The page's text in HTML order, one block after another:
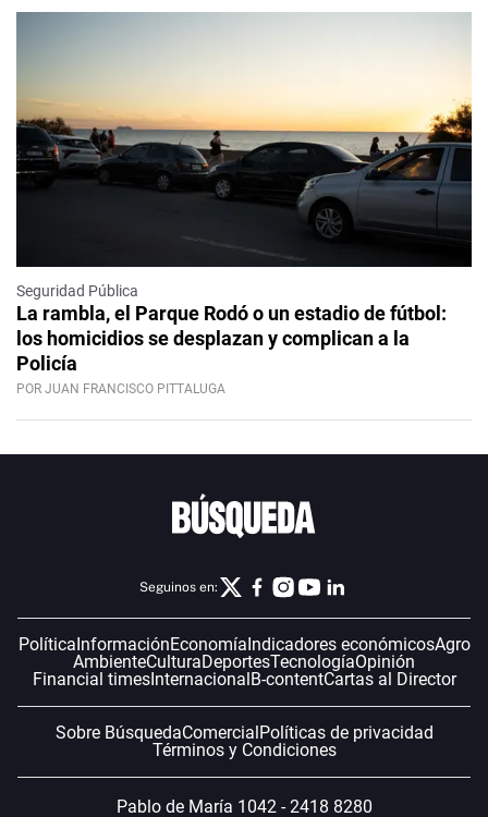
Seguridad Pública
La rambla, el Parque Rodó o un estadio de fútbol:
los homicidios se desplazan y complican a la
Policía
POR JUAN FRANCISCO PITTALUGA
Seguinos en:
Política InformaciónEconomía Indicadores económicosAgro
AmbienteCulturaDeportesTecnologíaOpinión
Financial timesInternacional B-contentCartas al Director
Sobre BúsquedaComercial Políticas de privacidad
Términos y Condiciones
Pablo de María 1042 - 2418 8280